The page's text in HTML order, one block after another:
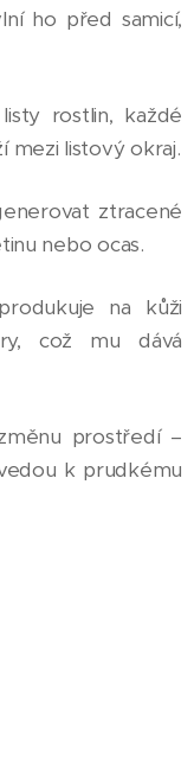
ho před samicí,
rostlin, každé
mezi listový okraj.
ztracené
nebo ocas.
na kůži
což mu dává
prostředí –
k prudkému